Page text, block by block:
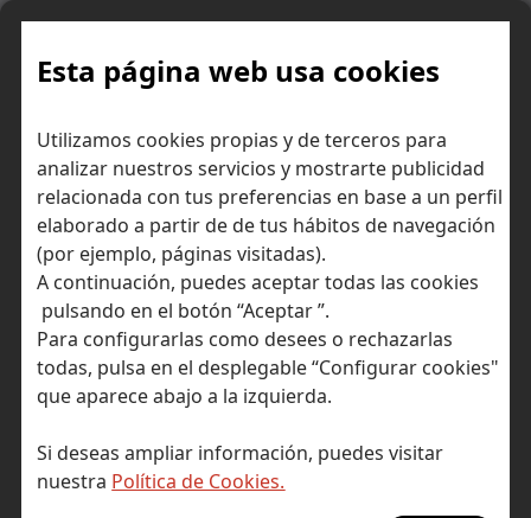
Esta página web usa cookies
Utilizamos cookies propias y de terceros para
analizar nuestros servicios y mostrarte publicidad
relacionada con tus preferencias en base a un perfil
elaborado a partir de de tus hábitos de navegación
(por ejemplo, páginas visitadas).
A continuación, puedes aceptar todas las cookies
pulsando en el botón “Aceptar ”.
Para configurarlas como desees o rechazarlas
todas, pulsa en el desplegable “Configurar cookies"
que aparece abajo a la izquierda.
Si deseas ampliar información, puedes visitar
nuestra Política de Cookies.
Skip
Inicio Diccionario económico
A qué nos referimos cuando
hablamos de Mercado Continuo